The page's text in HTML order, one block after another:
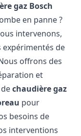
gaz Bosch
en panne ?
intervenons,
expérimentés de
offrons des
et
dechaudière gaz
pour
besoins de
interventions